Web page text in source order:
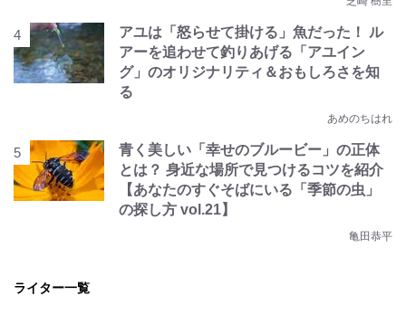
アユは「怒らせて掛ける」魚だった！ ル
アーを追わせて釣りあげる「アユイン
グ」のオリジナリティ＆おもしろさを知
る
あめのちはれ
青く美しい「幸せのブルービー」の正体
とは？ 身近な場所で見つけるコツを紹介
【あなたのすぐそばにいる「季節の虫」
の探し方 vol.21】
亀田恭平
ライター一覧